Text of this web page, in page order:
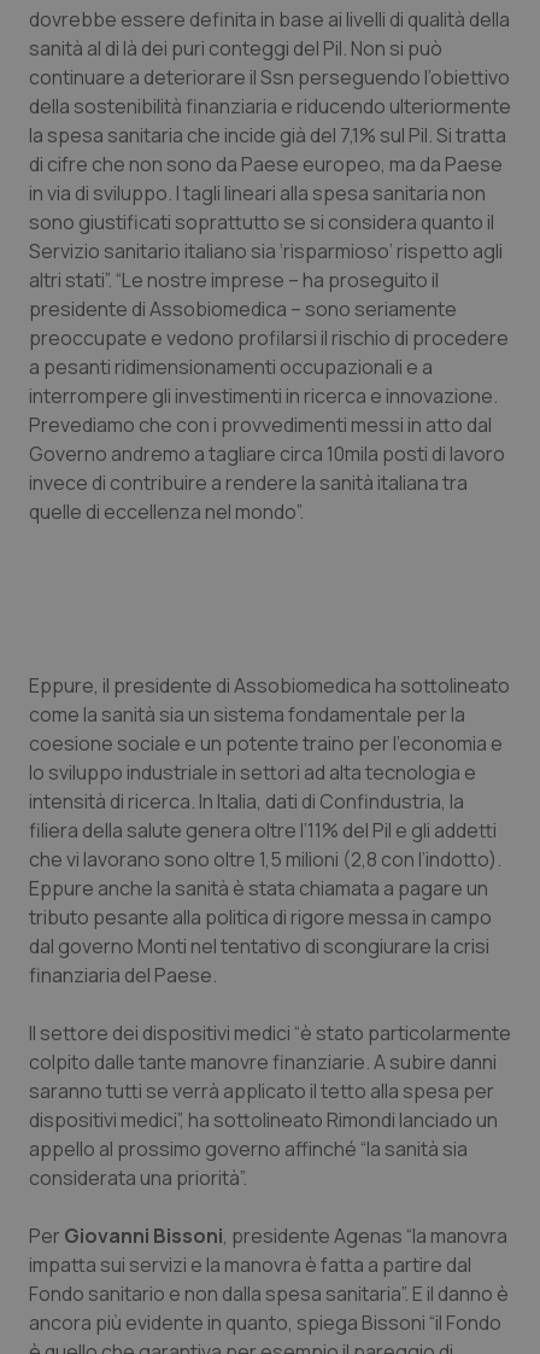
Sardegna
Sicilia
Toscana
Umbria
Valle D’Aosta
Veneto
Malattia di Crohn & Rettocolite Ulcerosa
Neuroscienze & patologie neurodegenerative
Obesità
Oftalmologia
Oncodermatologia
Oncoematologia
Oncologia & Nutrizione
Psoriasi & pelle
Quotidiano Cardiologia
Quotidiano Pediatria
Rene & patologie urogenitali
Salute orale & impianti
Sangue & coagulazione
Tiroide
Tumore al seno
Tumore ovarico
Tumori del Polmone & Testa Collo
Ulcera & Reflusso
Vaccini
dovrebbe essere definita in base ai livelli di qualità della
sanità al di là dei puri conteggi del Pil. Non si può
continuare a deteriorare il Ssn perseguendo l’obiettivo
della sostenibilità finanziaria e riducendo ulteriormente
la spesa sanitaria che incide già del 7,1% sul Pil. Si tratta
di cifre che non sono da Paese europeo, ma da Paese
in via di sviluppo. I tagli lineari alla spesa sanitaria non
sono giustificati soprattutto se si considera quanto il
Servizio sanitario italiano sia ‘risparmioso’ rispetto agli
altri stati”. “Le nostre imprese – ha proseguito il
presidente di Assobiomedica – sono seriamente
preoccupate e vedono profilarsi il rischio di procedere
a pesanti ridimensionamenti occupazionali e a
interrompere gli investimenti in ricerca e innovazione.
Prevediamo che con i provvedimenti messi in atto dal
Governo andremo a tagliare circa 10mila posti di lavoro
invece di contribuire a rendere la sanità italiana tra
quelle di eccellenza nel mondo”.
Eppure, il presidente di Assobiomedica ha sottolineato
come la sanità sia un sistema fondamentale per la
coesione sociale e un potente traino per l’economia e
lo sviluppo industriale in settori ad alta tecnologia e
intensità di ricerca. In Italia, dati di Confindustria, la
filiera della salute genera oltre l’11% del Pil e gli addetti
che vi lavorano sono oltre 1,5 milioni (2,8 con l’indotto).
Eppure anche la sanità è stata chiamata a pagare un
tributo pesante alla politica di rigore messa in campo
dal governo Monti nel tentativo di scongiurare la crisi
finanziaria del Paese.
Il settore dei dispositivi medici “è stato particolarmente
colpito dalle tante manovre finanziarie. A subire danni
saranno tutti se verrà applicato il tetto alla spesa per
dispositivi medici”, ha sottolineato Rimondi lanciado un
appello al prossimo governo affinché “la sanità sia
considerata una priorità”.
Per Giovanni Bissoni, presidente Agenas “la manovra
impatta sui servizi e la manovra è fatta a partire dal
Fondo sanitario e non dalla spesa sanitaria”. E il danno è
ancora più evidente in quanto, spiega Bissoni “il Fondo